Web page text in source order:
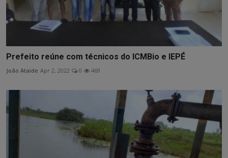
Prefeito reúne com técnicos do ICMBio e IEPÉ
João Ataide Apr 2, 2022 0 469